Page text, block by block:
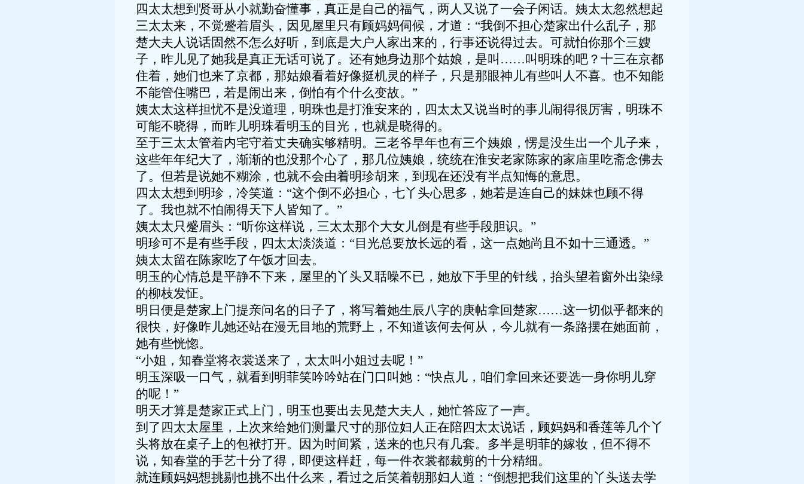
四太太想到贤哥从小就勤奋懂事，真正是自己的福气，两人又说了一会子闲话。姨太太忽然想起
三太太来，不觉蹙着眉头，因见屋里只有顾妈妈伺候，才道：“我倒不担心楚家出什么乱子，那
楚大夫人说话固然不怎么好听，到底是大户人家出来的，行事还说得过去。可就怕你那个三嫂
子，昨儿见了她我是真正无话可说了。还有她身边那个姑娘，是叫……叫明珠的吧？十三在京都
住着，她们也来了京都，那姑娘看着好像挺机灵的样子，只是那眼神儿有些叫人不喜。也不知能
不能管住嘴巴，若是闹出来，倒怕有个什么变故。”
姨太太这样担忧不是没道理，明珠也是打淮安来的，四太太又说当时的事儿闹得很厉害，明珠不
可能不晓得，而昨儿明珠看明玉的目光，也就是晓得的。
至于三太太管着内宅守着丈夫确实够精明。三老爷早年也有三个姨娘，愣是没生出一个儿子来，
这些年年纪大了，渐渐的也没那个心了，那几位姨娘，统统在淮安老家陈家的家庙里吃斋念佛去
了。但若是说她不糊涂，也就不会由着明珍胡来，到现在还没有半点知悔的意思。
四太太想到明珍，冷笑道：“这个倒不必担心，七丫头心思多，她若是连自己的妹妹也顾不得
了。我也就不怕闹得天下人皆知了。”
姨太太只蹙眉头：“听你这样说，三太太那个大女儿倒是有些手段胆识。”
明珍可不是有些手段，四太太淡淡道：“目光总要放长远的看，这一点她尚且不如十三通透。”
姨太太留在陈家吃了午饭才回去。
明玉的心情总是平静不下来，屋里的丫头又聒噪不已，她放下手里的针线，抬头望着窗外出染绿
的柳枝发怔。
明日便是楚家上门提亲问名的日子了，将写着她生辰八字的庚帖拿回楚家……这一切似乎都来的
很快，好像昨儿她还站在漫无目地的荒野上，不知道该何去何从，今儿就有一条路摆在她面前，
她有些恍惚。
“小姐，知春堂将衣裳送来了，太太叫小姐过去呢！”
明玉深吸一口气，就看到明菲笑吟吟站在门口叫她：“快点儿，咱们拿回来还要选一身你明儿穿
的呢！”
明天才算是楚家正式上门，明玉也要出去见楚大夫人，她忙答应了一声。
到了四太太屋里，上次来给她们测量尺寸的那位妇人正在陪四太太说话，顾妈妈和香莲等几个丫
头将放在桌子上的包袱打开。因为时间紧，送来的也只有几套。多半是明菲的嫁妆，但不得不
说，知春堂的手艺十分了得，即便这样赶，每一件衣裳都裁剪的十分精细。
就连顾妈妈想挑剔也挑不出什么来，看过之后笑着朝那妇人道：“倒想把我们这里的丫头送去学